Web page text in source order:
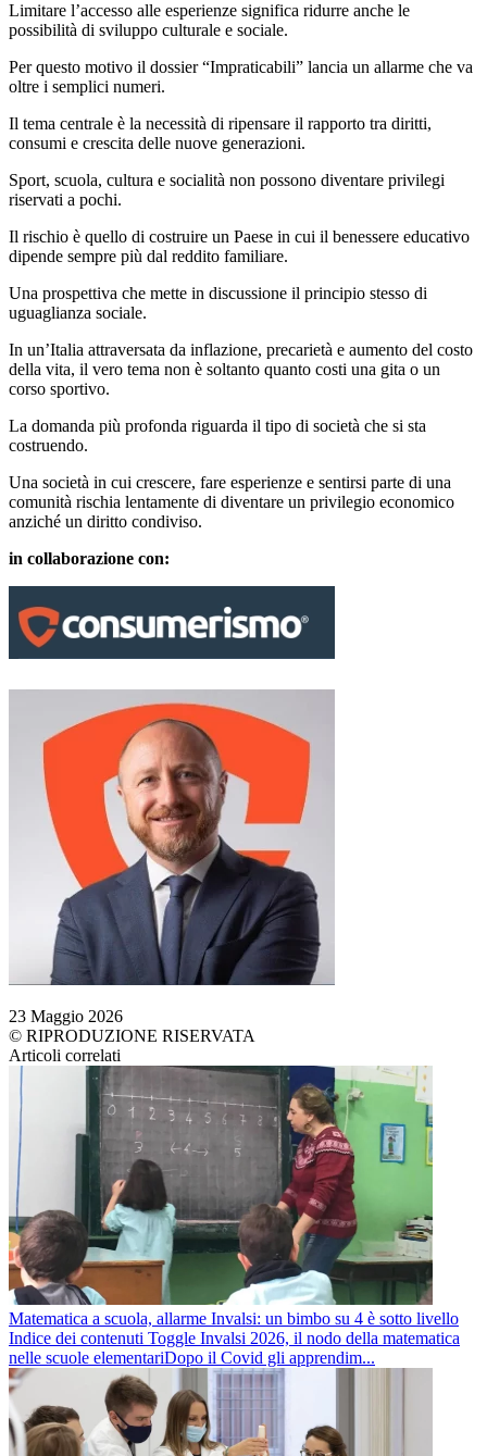
Limitare l’accesso alle esperienze significa ridurre anche le
possibilità di sviluppo culturale e sociale.
Per questo motivo il dossier “Impraticabili” lancia un allarme che va
oltre i semplici numeri.
Il tema centrale è la necessità di ripensare il rapporto tra diritti,
consumi e crescita delle nuove generazioni.
Sport, scuola, cultura e socialità non possono diventare privilegi
riservati a pochi.
Il rischio è quello di costruire un Paese in cui il benessere educativo
dipende sempre più dal reddito familiare.
Una prospettiva che mette in discussione il principio stesso di
uguaglianza sociale.
In un’Italia attraversata da inflazione, precarietà e aumento del costo
della vita, il vero tema non è soltanto quanto costi una gita o un
corso sportivo.
La domanda più profonda riguarda il tipo di società che si sta
costruendo.
Una società in cui crescere, fare esperienze e sentirsi parte di una
comunità rischia lentamente di diventare un privilegio economico
anziché un diritto condiviso.
in collaborazione con:
23 Maggio 2026
© RIPRODUZIONE RISERVATA
Articoli correlati
Matematica a scuola, allarme Invalsi: un bimbo su 4 è sotto livello
Indice dei contenuti Toggle Invalsi 2026, il nodo della matematica
nelle scuole elementariDopo il Covid gli apprendim...